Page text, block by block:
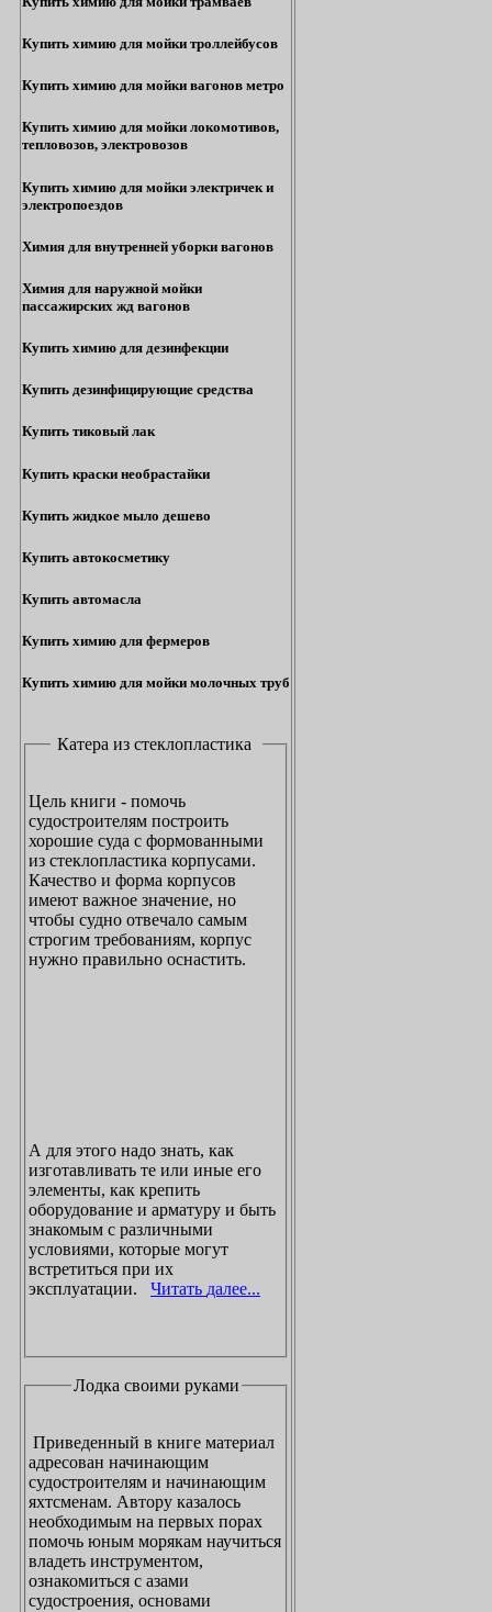
Купить химию для мойки троллейбусов
Купить химию для мойки вагонов метро
Купить химию для мойки локомотивов,
тепловозов, электровозов
Купить химию для мойки электричек и
электропоездов
Химия для внутренней уборки вагонов
Химия для наружной мойки
пассажирских жд вагонов
Купить химию для дезинфекции
Купить дезинфицирующие средства
Купить тиковый лак
Купить краски необрастайки
Купить жидкое мыло дешево
Купить автокосметику
Купить автомасла
Купить химию для фермеров
Купить химию для мойки молочных труб
Катера из стеклопластика
Цель книги - помочь
судостроителям построить
хорошие суда с формованными
из стеклопластика корпусами.
Качество и форма корпусов
имеют важное значение, но
чтобы судно отвечало самым
строгим требованиям, корпус
нужно правильно оснастить.
А для этого надо знать, как
изготавливать те или иные его
элементы, как крепить
оборудование и арматуру и быть
знакомым с различными
условиями, которые могут
встретиться при их
эксплуатации.
Читать далее...
Лодка своими руками
Приведенный в книге материал
адресован начинающим
судостроителям и начинающим
яхтсменам. Автору казалось
необходимым на первых порах
помочь юным морякам научиться
владеть инструментом,
ознакомиться с азами
судостроения, основами